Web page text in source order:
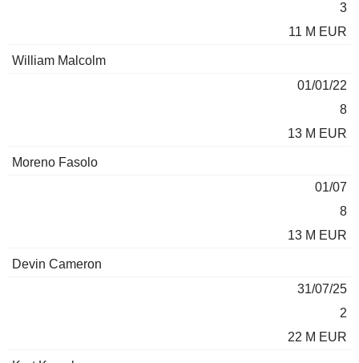
3
11 M EUR
William Malcolm
01/01/22
8
13 M EUR
Moreno Fasolo
01/07
8
13 M EUR
Devin Cameron
31/07/25
2
22 M EUR